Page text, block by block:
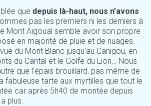
que depuis là-haut, nous n’avons
pas les premiers ni les derniers à
Mont Aigoual semble avoir son propre
en majorité de pluie et de nuages.
du Mont Blanc jusqu’au Canigou, en
du Cantal et le Golfe du Lion… Nous
que l’épais brouillard, pas même de
fabuleuse tarte aux myrtilles que tout le
car après 5h40 de montée depuis
plus.